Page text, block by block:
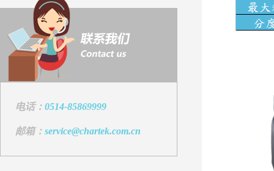
电话： 0514-85869999
邮箱： service@chartek.com.cn